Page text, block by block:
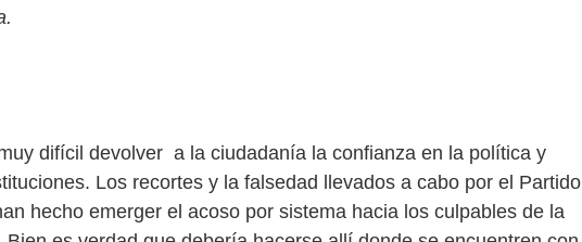
difícil devolver a la ciudadanía la confianza en la política y
Los recortes y la falsedad llevados a cabo por el Partido
hecho emerger el acoso por sistema hacia los culpables de la